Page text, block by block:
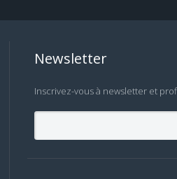
Newsletter
Inscrivez-vous à newsletter et